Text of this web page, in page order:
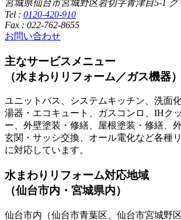
宮城県仙台市宮城野区岩切字青津目5-1 グ
Tel : 0120-420-910
Fax : 022-762-8655
お問い合わせ
主なサービスメニュー
（水まわりリフォーム／ガス機器）
ユニットバス、システムキッチン、洗面
湯器・エコキュート、ガスコンロ、IHク
ー、外壁塗装・修繕、屋根塗装・修繕、
玄関・サッシ交換、オール電化など各種
に対応しています。
水まわりリフォーム対応地域
（仙台市内・宮城県内）
仙台市内（仙台市青葉区、仙台市宮城野